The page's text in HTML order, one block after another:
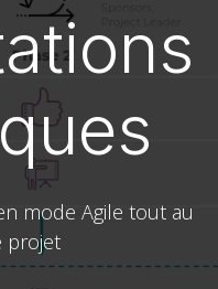
mode Agile tout au
projet